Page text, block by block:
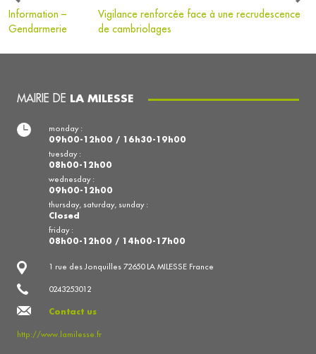
Information –
Gendarmerie
Vigilance renforcée face à une recrudescence
de cambriolages
MAIRIE DE LA MILESSE
1 rue des Jonquilles 72650 LA MILESSE France
0243253012
Contact us
http://www.lamilesse.fr
monday :
09h00-12h00 / 16h30-19h00
tuesday :
08h00-12h00
wednesday :
09h00-12h00
thursday, saturday, sunday :
Closed
friday :
08h00-12h00 / 14h00-17h00